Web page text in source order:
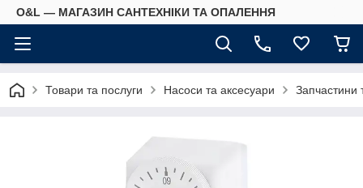
O&L — МАГАЗИН САНТЕХНІКИ ТА ОПАЛЕННЯ
Товари та послуги Насоси та аксесуари Запчастини